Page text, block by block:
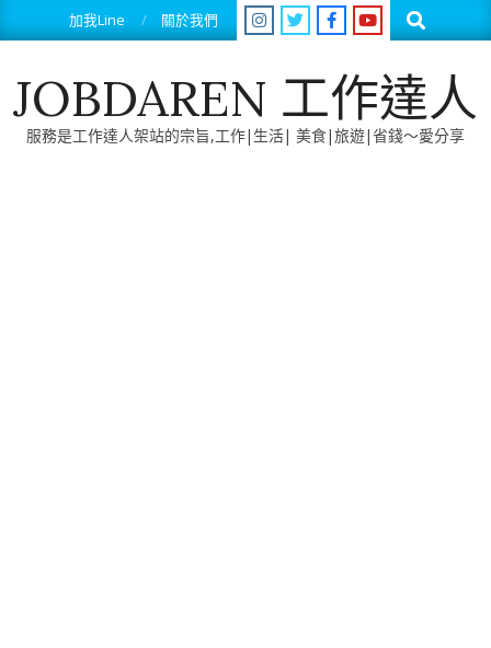
to
加我Line 關於我們 Search
JOBDAREN 工作達人
服務是工作達人架站的宗旨,工作|生活| 美食|旅遊|省錢～愛分享